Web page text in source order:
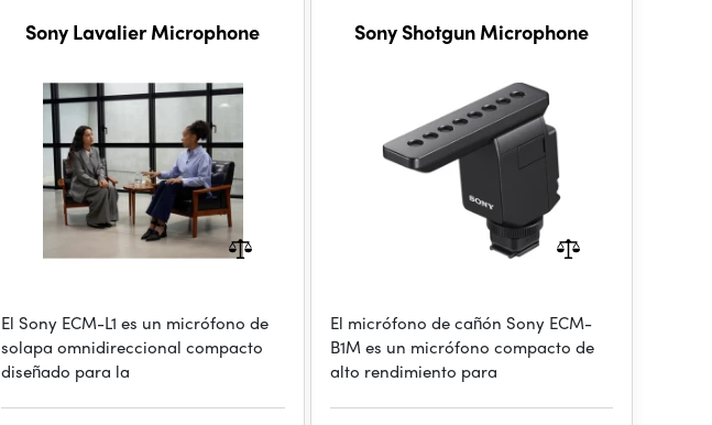
Sony Lavalier Microphone
El Sony ECM-L1 es un micrófono de
solapa omnidireccional compacto
diseñado para la
Sony Shotgun Microphone
El micrófono de cañón Sony ECM-
B1M es un micrófono compacto de
alto rendimiento para